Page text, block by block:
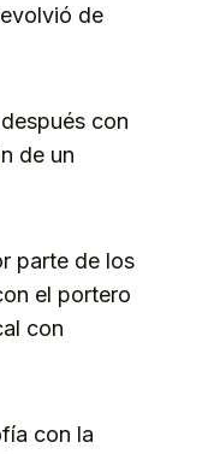
de
con
de un
parte de los
el portero
con
con la